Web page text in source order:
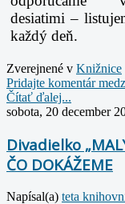
desiatimi –
každý deň.
Zverejnené v Knižnice
Pridajte komentár
Čítať ďalej...
sobota, 20 december
Divadielko
ČO DOKÁŽEME
Napísal(a) teta